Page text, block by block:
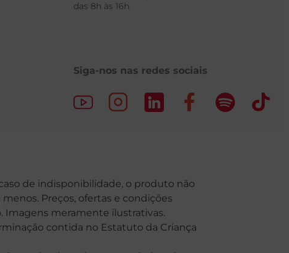
das 8h às 16h
Siga-nos nas redes sociais
de indisponibilidade, o produto não
Preços, ofertas e condições
Imagens meramente ilustrativas.
contida no Estatuto da Criança